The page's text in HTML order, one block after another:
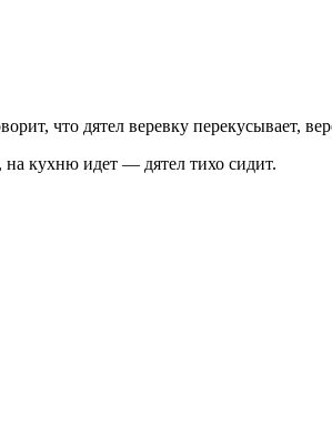
что дятел веревку перекусывает,
на кухню идет — дятел тихо сидит.